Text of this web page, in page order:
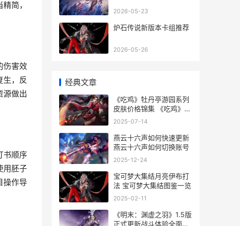
简，
伤害效
生，反
源做出
书顺序
用胚子
操作导
2026-05-23
炉石传说新版本卡组推荐
2026-05-26
经典文章
《吃鸡》牡丹亭游园系列
皮肤价格锦集 《吃鸡》牡
丹亭在线观看
2025-07-14
燕云十六声如何快速更新
燕云十六声如何切换账号
2025-12-24
宝可梦大集结月亮伊布打
法 宝可梦大集结图鉴一览
2025-02-11
《明末：渊虚之羽》1.5版
正式更新战斗体验全面升